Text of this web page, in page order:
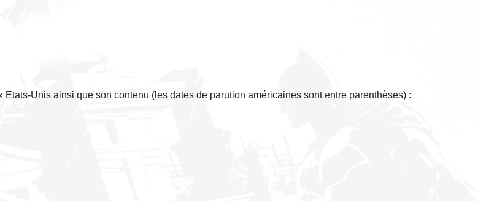
Unis ainsi que son contenu (les dates de parution américaines sont entre parenthèses) :